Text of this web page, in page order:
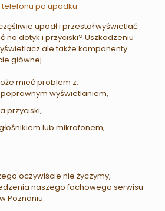
po upadku
upadł i przestał wyświetlać
na dotyk i przyciski? Uszkodzeniu
ale także komponenty
głównej.
mieć problem z:
wyświetlaniem,
przyciski,
lub mikrofonem,
oczywiście nie życzymy,
naszego fachowego serwisu
Poznaniu.